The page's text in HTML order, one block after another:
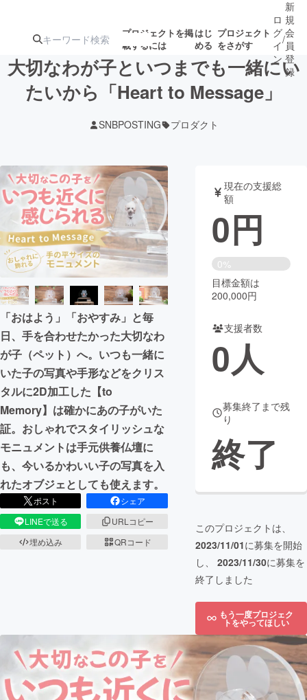
プロジェクトを掲
載するには
はじ
める
プロジェクト
をさがす
ジェクト
募集終了が近いプ
ロジェクト
アート・写真 音楽
テクノロジー・ガジェット ゲーム・サ
映像・映画 書籍・雑誌
ビジネス・起業 チャレンジ
まちづくり・地域活性化
CAMPFIRE for Social Good
CAMPFIRE Creation
CAMPFIREふるさと納税
ロ
グ
イ
ン
/
新
規
会
員
登
録
大切なわが子といつまでも一緒にい
たいから「Heart to Message」
SNBPOSTING プロダクト
「おはよう」「おやすみ」と毎
日、手を合わせたかった大切なわ
が子（ペット）へ。いつも一緒に
いた子の写真や手形などをクリス
タルに2D加工した【to
Memory】は確かにあの子がいた
証。おしゃれでスタイリッシュな
モニュメントは手元供養仏壇に
も、今いるかわいい子の写真を入
れたオブジェとしても使えます。
ポスト
シェア
LINEで送る
URLコピー
埋め込み
QRコード
現在の支援総
額
0円
0%
目標金額は
200,000円
支援者数
0人
募集終了まで残
り
終了
このプロジェクトは、
2023/11/01に募集を開始
し、 2023/11/30に募集を
終了しました
もう一度プロジェク
トをやってほしい